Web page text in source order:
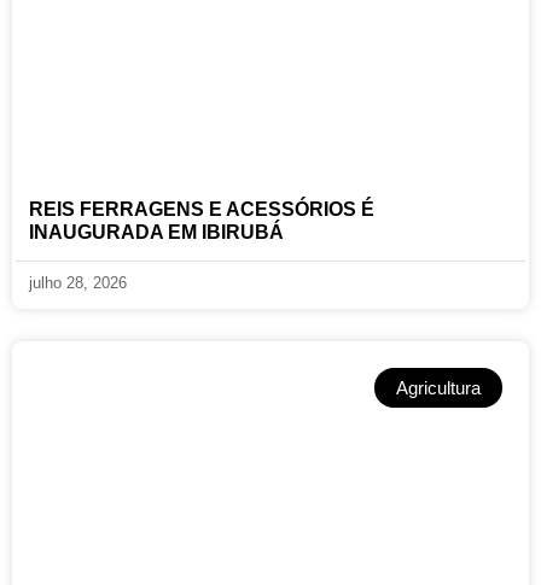
REIS FERRAGENS E ACESSÓRIOS É
INAUGURADA EM IBIRUBÁ
julho 28, 2026
Agricultura